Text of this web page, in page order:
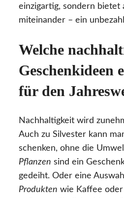
einzigartig, sondern bietet
miteinander – ein
Welche
Geschenkideen
für den
Nachhaltigkeit wird
Auch zu Silvester kann
schenken, ohne die
Pflanzen sind ein
gedeiht. Oder eine
Produkten wie Kaffee oder